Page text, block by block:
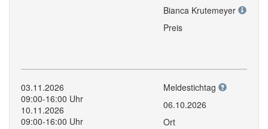
Bianca Krutemeyer
Preis
03.11.2026
09:00-16:00 Uhr
10.11.2026
09:00-16:00 Uhr
Meldestichtag
06.10.2026
Ort